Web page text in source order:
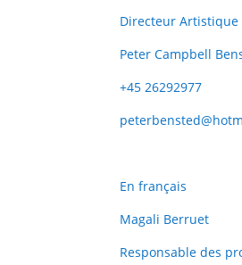
Directeur Artistique
Peter Campbell
+45 26292977
peterbensted@ho
En français
Magali Berruet
Responsable des